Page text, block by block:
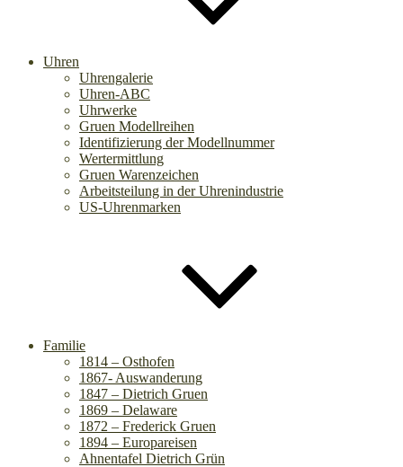
Uhren
Uhrengalerie
Uhren-ABC
Uhrwerke
Gruen Modellreihen
Identifizierung der Modellnummer
Wertermittlung
Gruen Warenzeichen
Arbeitsteilung in der Uhrenindustrie
US-Uhrenmarken
Familie
1814 – Osthofen
1867- Auswanderung
1847 – Dietrich Gruen
1869 – Delaware
1872 – Frederick Gruen
1894 – Europareisen
Ahnentafel Dietrich Grün